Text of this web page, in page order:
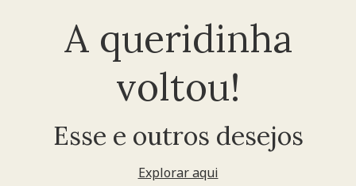
A queridinha
voltou!
Esse e outros desejos
Explorar aqui